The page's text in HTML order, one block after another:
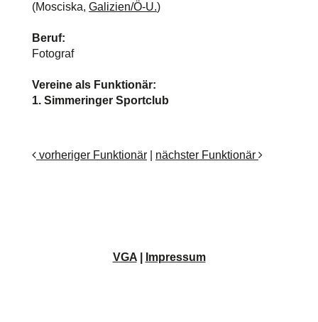
(Mosciska, Galizien/Ö-U.)
Beruf:
Fotograf
Vereine als Funktionär:
1. Simmeringer Sportclub
vorheriger Funktionär nächster Funktionär
VGA| Impressum